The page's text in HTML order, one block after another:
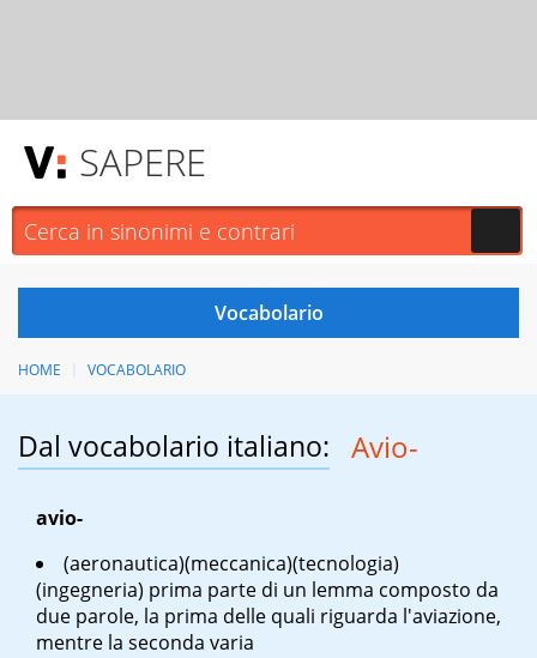
SAPERE
HOME VOCABOLARIO
Dal vocabolario italiano: Avio-
avio-
(aeronautica)(meccanica)(tecnologia)
(ingegneria) prima parte di un lemma composto da
due parole, la prima delle quali riguarda l'aviazione,
mentre la seconda varia